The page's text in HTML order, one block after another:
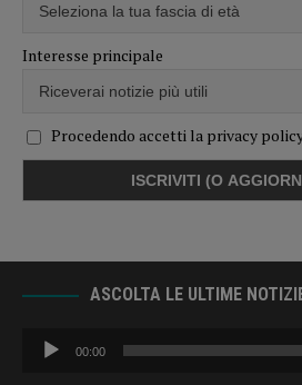
Interesse principale
Procedendo accetti la privacy
ASCOLTA LE ULTIME
Audio
Player
00:00